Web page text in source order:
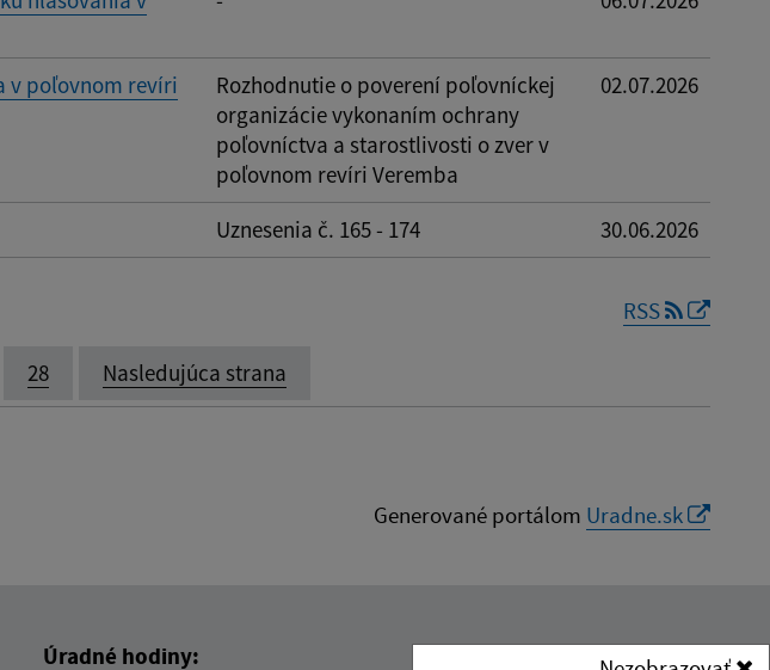
v poľovnom revíri
Rozhodnutie o poverení poľovníckej
organizácie vykonaním ochrany
poľovníctva a starostlivosti o zver v
poľovnom revíri Veremba
02.07.2026
Uznesenia č. 165 - 174 30.06.2026
RSS
28 Nasledujúca strana
Generované portálom Uradne.sk
Úradné hodiny: